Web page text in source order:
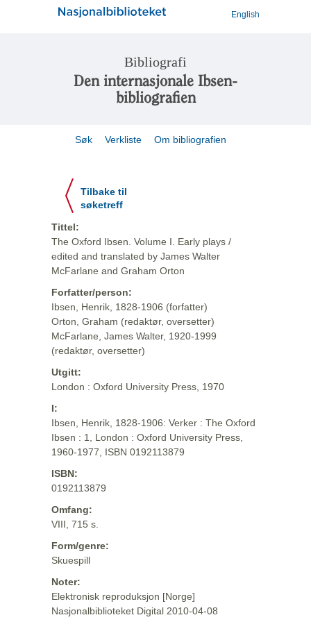
English
Bibliografi
Den internasjonale Ibsen-
bibliografien
Søk Verkliste Om bibliografien
Tilbake til
søketreff
Tittel:
The Oxford Ibsen. Volume I. Early plays /
edited and translated by James Walter
McFarlane and Graham Orton
Forfatter/person:
Ibsen, Henrik, 1828-1906 (forfatter)
Orton, Graham (redaktør, oversetter)
McFarlane, James Walter, 1920-1999
(redaktør, oversetter)
Utgitt:
London : Oxford University Press, 1970
I:
Ibsen, Henrik, 1828-1906: Verker : The Oxford
Ibsen : 1, London : Oxford University Press,
1960-1977, ISBN 0192113879
ISBN:
0192113879
Omfang:
VIII, 715 s.
Form/genre:
Skuespill
Noter:
Elektronisk reproduksjon [Norge]
Nasjonalbiblioteket Digital 2010-04-08